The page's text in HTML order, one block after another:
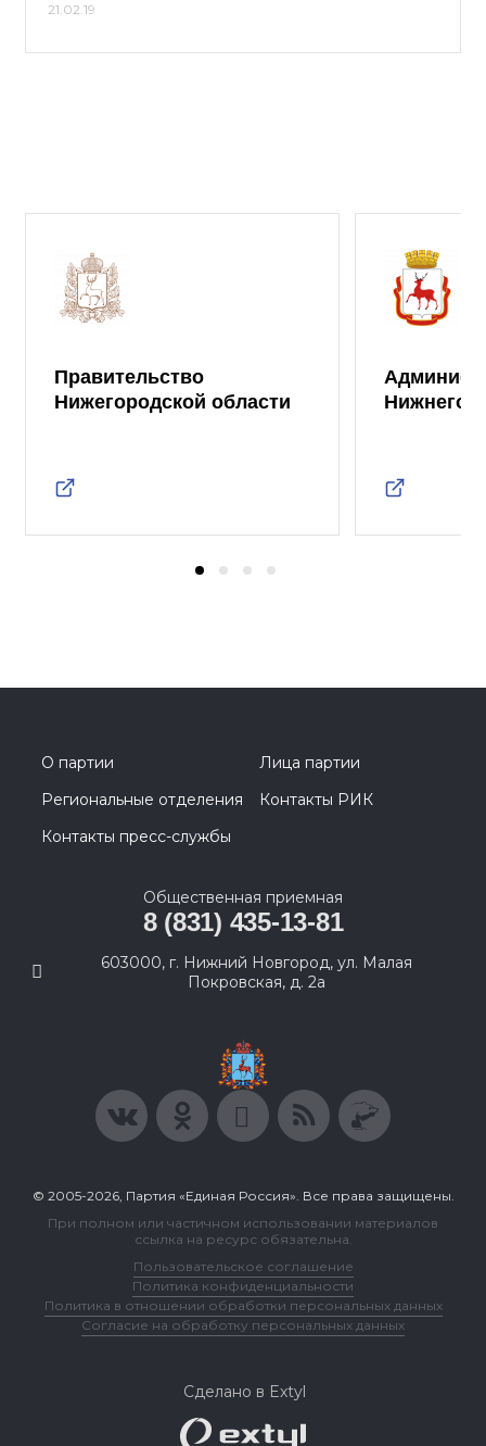
21.02.19
Правительство
Нижегородской области
Нижнего
О партии
Лица партии
Региональные отделения
Контакты РИК
Контакты пресс-службы
Общественная приемная
8 (831) 435-13-81
603000, г. Нижний Новгород, ул. Малая
Покровская, д. 2а
© 2005-2026, Партия «Единая Россия». Все права защищены.
При полном или частичном использовании материалов
ссылка на ресурс обязательна.
Пользовательское соглашение
Политика конфиденциальности
Политика в отношении обработки персональных данных
Согласие на обработку персональных данных
Сделано в Extyl